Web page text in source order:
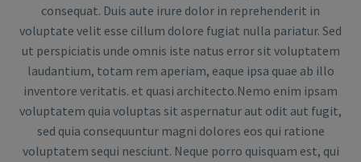
consequat. Duis aute irure dolor in reprehenderit in
voluptate velit esse cillum dolore fugiat nulla pariatur. Sed
ut perspiciatis unde omnis iste natus error sit voluptatem
laudantium, totam rem aperiam, eaque ipsa quae ab illo
inventore veritatis. et quasi architecto.Nemo enim ipsam
voluptatem quia voluptas sit aspernatur aut odit aut fugit,
sed quia consequuntur magni dolores eos qui ratione
voluptatem sequi nesciunt. Neque porro quisquam est, qui